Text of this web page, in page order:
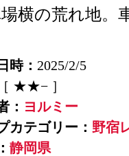
横の荒れ地。
時： 2025/2/5
［ ★★− ］
： ヨルミー
カテゴリー： 野宿
静岡県